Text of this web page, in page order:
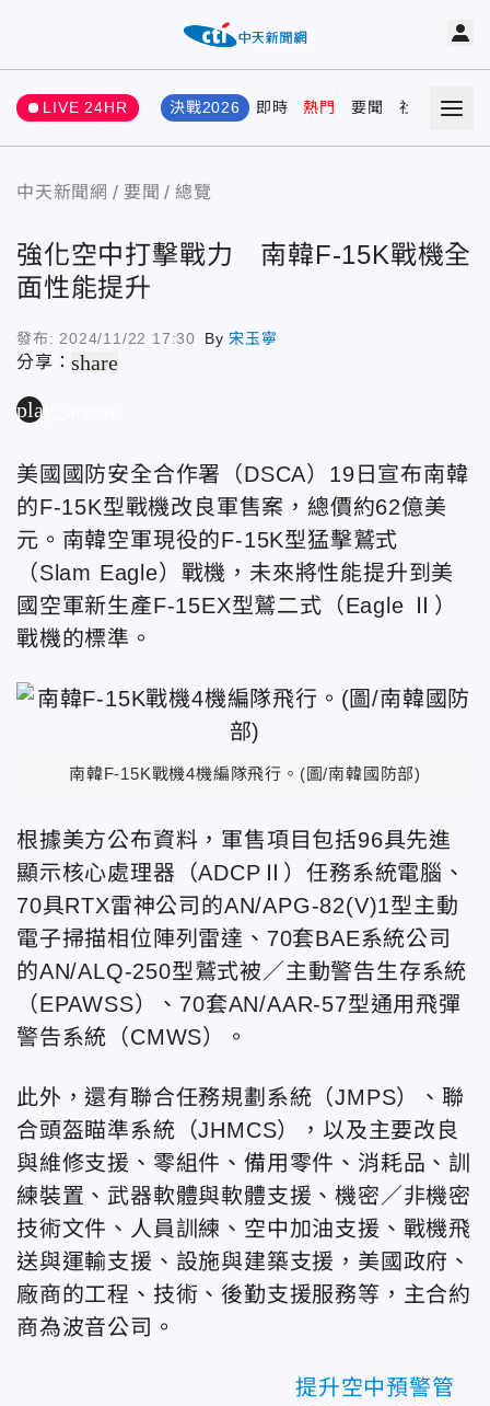
LIVE 24HR 決戰2026 即時 熱門 要聞 社會 娛樂
中天新聞網 要聞 總覽
強化空中打擊戰力 南韓F-15K戰機全
面性能提升
發布: 2024/11/22 17:30 By 宋玉寧
分享：share
play_arrow
美國國防安全合作署（DSCA）19日宣布南韓
的F-15K型戰機改良軍售案，總價約62億美
元。南韓空軍現役的F-15K型猛擊鷲式
（Slam Eagle）戰機，未來將性能提升到美
國空軍新生產F-15EX型鷲二式（Eagle Ⅱ）
戰機的標準。
南韓F-15K戰機4機編隊飛行。(圖/南韓國防部)
根據美方公布資料，軍售項目包括96具先進
顯示核心處理器（ADCPⅡ）任務系統電腦、
70具RTX雷神公司的AN/APG-82(V)1型主動
電子掃描相位陣列雷達、70套BAE系統公司
的AN/ALQ-250型鷲式被／主動警告生存系統
（EPAWSS）、70套AN/AAR-57型通用飛彈
警告系統（CMWS）。
此外，還有聯合任務規劃系統（JMPS）、聯
合頭盔瞄準系統（JHMCS），以及主要改良
與維修支援、零組件、備用零件、消耗品、訓
練裝置、武器軟體與軟體支援、機密／非機密
技術文件、人員訓練、空中加油支援、戰機飛
送與運輸支援、設施與建築支援，美國政府、
廠商的工程、技術、後勤支援服務等，主合約
商為波音公司。
提升空中預警管